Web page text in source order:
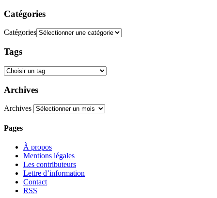
Catégories
Catégories
Tags
Archives
Archives
Pages
À propos
Mentions légales
Les contributeurs
Lettre d’information
Contact
RSS